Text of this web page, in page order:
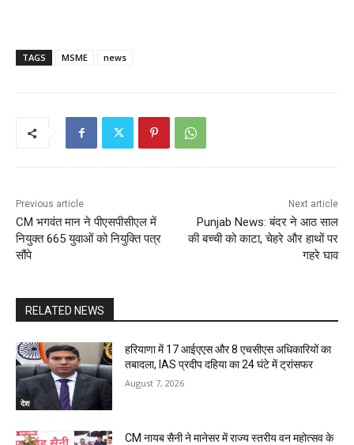
TAGS MSME news
Previous article
CM भगवंत मान ने पीएसपीसीएल में
नियुक्त 665 युवाओं को नियुक्ति पत्र
सौंपे
Next article
Punjab News: बंदर ने आठ साल
की बच्ची को काटा, चेहरे और हाथों पर
गहरे घाव
RELATED NEWS
देश
हरियाणा में 17 आईएएस और 8 एचसीएस अधिकारियों का
तबादला, IAS प्रदीप दहिया का 24 घंटे में ट्रांसफर
August 7, 2026
CM नायब सैनी ने मानेसर में राज्य स्तरीय वन महोत्सव के